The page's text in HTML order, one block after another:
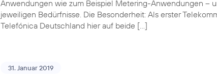
Anwendungen wie zum Beispiel Metering-Anwendungen –
jeweiligen Bedürfnisse. Die Besonderheit: Als erster
Telefónica Deutschland hier auf beide […]
31. Januar 2019